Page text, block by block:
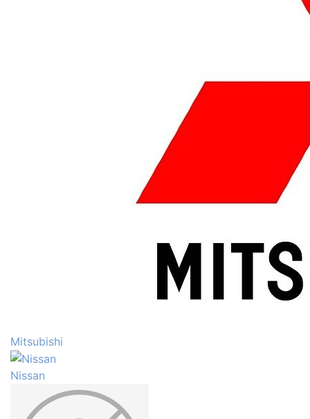
Mitsubishi
Nissan